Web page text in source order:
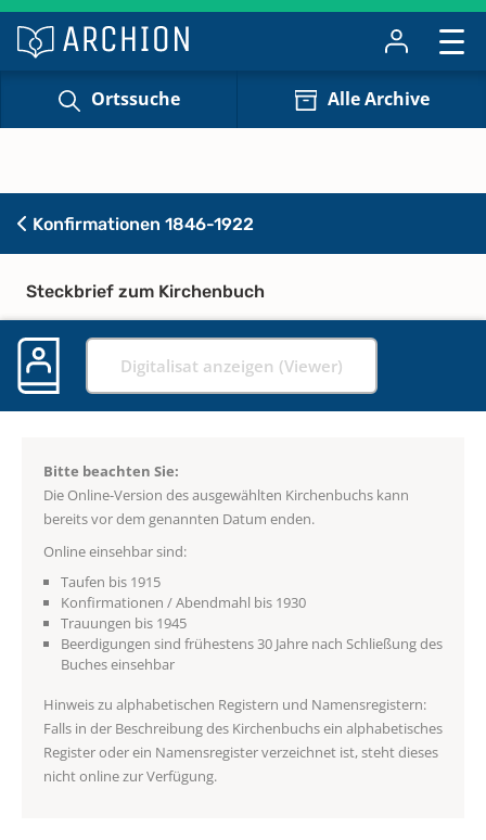
Ortssuche Alle Archive
Konfirmationen 1846-1922
Steckbrief zum Kirchenbuch
Digitalisat anzeigen (Viewer)
Bitte beachten Sie:
Die Online-Version des ausgewählten Kirchenbuchs kann
bereits vor dem genannten Datum enden.
Online einsehbar sind:
Taufen bis 1915
Konfirmationen / Abendmahl bis 1930
Trauungen bis 1945
Beerdigungen sind frühestens 30 Jahre nach Schließung des
Buches einsehbar
Hinweis zu alphabetischen Registern und Namensregistern:
Falls in der Beschreibung des Kirchenbuchs ein alphabetisches
Register oder ein Namensregister verzeichnet ist, steht dieses
nicht online zur Verfügung.